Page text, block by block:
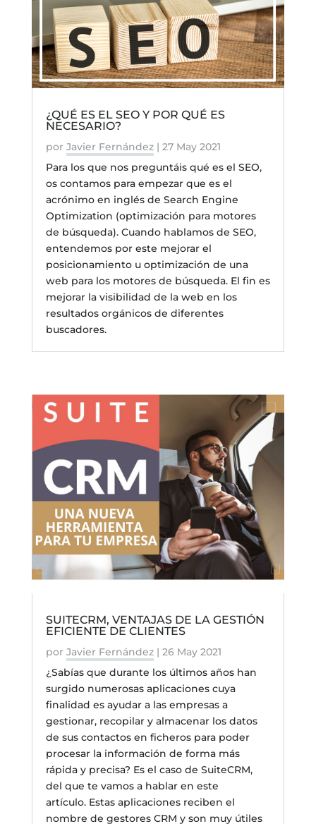
¿QUÉ ES EL SEO Y POR QUÉ ES
NECESARIO?
por Javier Fernández| 27 May 2021
Para los que nos preguntáis qué es el SEO,
os contamos para empezar que es el
acrónimo en inglés de Search Engine
Optimization (optimización para motores
de búsqueda). Cuando hablamos de SEO,
entendemos por este mejorar el
posicionamiento u optimización de una
web para los motores de búsqueda. El fin es
mejorar la visibilidad de la web en los
resultados orgánicos de diferentes
buscadores.
SUITECRM, VENTAJAS DE LA GESTIÓN
EFICIENTE DE CLIENTES
por Javier Fernández| 26 May 2021
¿Sabías que durante los últimos años han
surgido numerosas aplicaciones cuya
finalidad es ayudar a las empresas a
gestionar, recopilar y almacenar los datos
de sus contactos en ficheros para poder
procesar la información de forma más
rápida y precisa? Es el caso de SuiteCRM,
del que te vamos a hablar en este
artículo. Estas aplicaciones reciben el
nombre de gestores CRM y son muy útiles